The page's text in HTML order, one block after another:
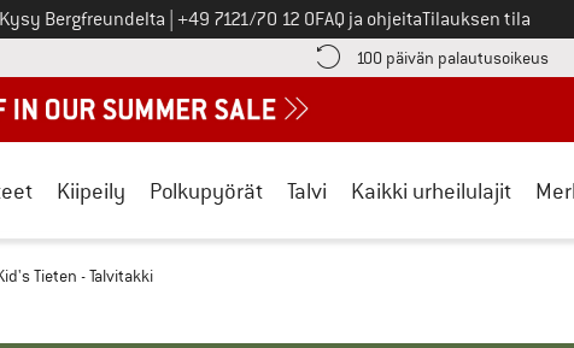
Kysy Bergfreundelta Soita meille
+49 7121/70 12 0FAQ ja ohjeitaTilauksen tila
maksutiedot täältä! Avautuu tietokentässä 100 päivän palautusoikeus
Kiipeily Polkupyörät Talvi Kaikki urheilulajit
Tieten - Talvitakki